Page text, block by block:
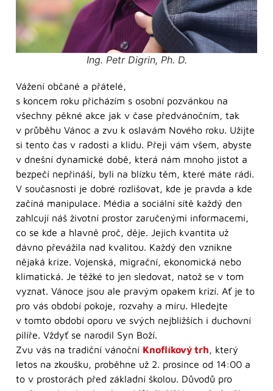
Ing. Petr Digrin, Ph. D.
Vážení občané a přátelé,
s koncem roku přicházím s osobní pozvánkou na
všechny pěkné akce jak v čase předvánočním, tak
v průběhu Vánoc a zvu k oslavám Nového roku. Užijte
si tento čas v radosti a klidu. Přeji vám všem, abyste
v dnešní dynamické době, která nám mnoho jistot a
bezpečí nepřináší, byli na blízku těm, které máte rádi.
V současnosti je dobré rozlišovat, kde je pravda a kde
začíná manipulace. Média a sociální sítě každý den
zahlcují náš životní prostor zaručenými informacemi,
co se kde a hlavně proč, děje. Jejich kvantita už
dávno převážila nad kvalitou. Každý den vznikne
nějaká krize. Vojenská, migrační, ekonomická nebo
klimatická. Je těžké to jen sledovat, natož se v tom
vyznat. Vánoce jsou ale pravým opakem krizí. Ať je to
pro vás období pokoje, rozvahy a míru. Hledejte
v tomto období oporu ve svých nejbližších i duchovní
pilíře. Vždyť se narodil Syn Boží.
Zvu vás na tradiční vánoční Knoflíkový trh, který
letos na zkoušku, proběhne už 2. prosince od 14:00 a
to v prostorách před základní školou. Důvodů pro